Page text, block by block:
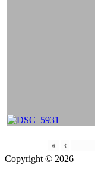
« ‹
Copyright © 2026